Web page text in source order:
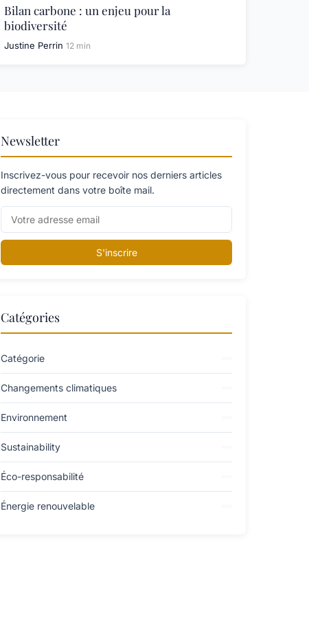
Bilan carbone : un enjeu pour la
biodiversité
Justine Perrin 12 min
Newsletter
Inscrivez-vous pour recevoir nos derniers articles
directement dans votre boîte mail.
S'inscrire
Catégories
Catégorie
Changements climatiques
Environnement
Sustainability
Éco-responsabilité
Énergie renouvelable